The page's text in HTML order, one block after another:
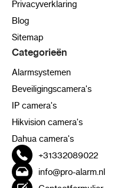
Privacyverklaring
Blog
Sitemap
Categorieën
Alarmsystemen
Beveiligingscamera's
IP camera's
Hikvision camera's
Dahua camera's
+31332089022
info@pro-alarm.nl